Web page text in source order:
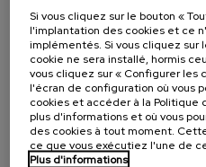
10. SEP 11. SEP, 2026
El acompañamiento e
duelo: un
20 h. Espagnol .
...
À
Si vous cliquez sur le bouton «
l'implantation des cookies et ce
implémentés. Si vous cliquez sur
cookie ne sera installé, hormis
vous cliquez sur « Configurer les
l'écran de configuration où vous
cookies et accéder à la Politique
plus d'informations et où vous
des cookies à tout moment.
ce que vous exécutiez l'une de
Plus d'informations